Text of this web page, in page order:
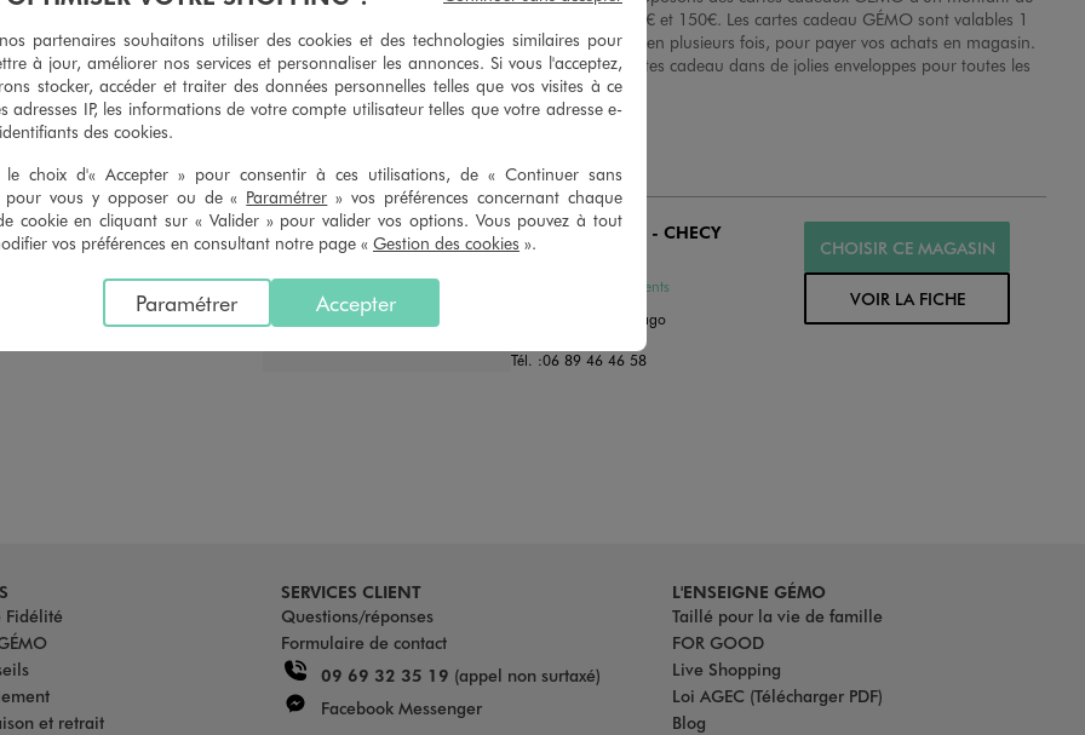
sur simple demande. Voir conditions en magasins.
choix entre 10€ et 150€. Les cartes cadeau GÉMO sont valables 1
an, utilisables en plusieurs fois, pour payer vos achats en magasin.
Offrez vos cartes cadeau dans de jolies enveloppes pour toutes les
occasions.
CHOISIR CE MAGASIN
VOIR LA FICHE
Distance :
35.2 Km GEMO ORLEANS - CHECY
FERMÉ
Chaussures et Vêtements
11 Rue Françoise Arago
Tél. :06 89 46 46 58
CHOISIR CE MAGASIN
VOIR LA FICHE
Fidélité
et retrait
SERVICES CLIENT
Questions/réponses
Formulaire de contact
09 69 32 35 19 (appel non surtaxé)
Facebook Messenger
L'ENSEIGNE GÉMO
Taillé pour la vie de famille
FOR GOOD
Live Shopping
Loi AGEC (Télécharger PDF)
Blog
partenaires souhaitons utiliser des cookies et des technologies similaires pour
à jour, améliorer nos services et personnaliser les annonces. Si vous l'acceptez,
stocker, accéder et traiter des données personnelles telles que vos visites à ce
adresses IP, les informations de votre compte utilisateur telles que votre adresse e-
des cookies.
le choix d'« Accepter » pour consentir à ces utilisations, de « Continuer sans
pour vous y opposer ou de « Paramétrer » vos préférences concernant chaque
cookie en cliquant sur « Valider » pour valider vos options. Vous pouvez à tout
vos préférences en consultant notre page « Gestion des cookies ».
Accepter
Paramétrer